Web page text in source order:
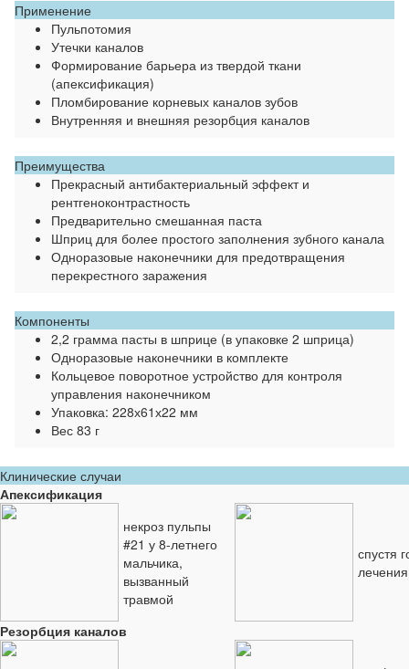
Применение
Пульпотомия
Утечки каналов
Формирование барьера из твердой ткани
(апексификация)
Пломбирование корневых каналов зубов
Внутренняя и внешняя резорбция каналов
Преимущества
Прекрасный антибактериальный эффект и
рентгеноконтрастность
Предварительно смешанная паста
Шприц для более простого заполнения зубного канала
Одноразовые наконечники для предотвращения
перекрестного заражения
Компоненты
2,2 грамма пасты в шприце (в упаковке 2 шприца)
Одноразовые наконечники в комплекте
Кольцевое поворотное устройство для контроля
управления наконечником
Упаковка: 228х61х22 мм
Вес 83 г
Клинические случаи
Апексификация
некроз пульпы
#21 у 8-летнего
мальчика,
вызванный
травмой
спустя
Резорбция каналов